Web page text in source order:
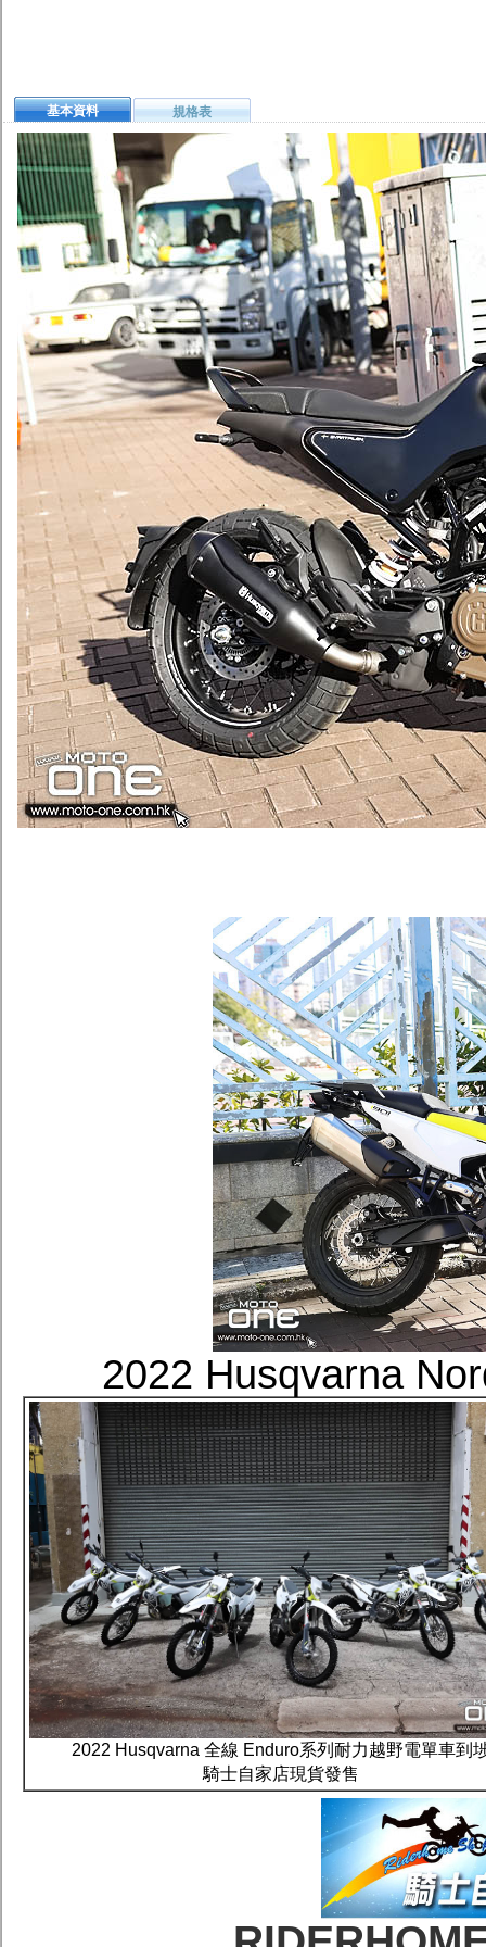
基本資料 規格表
2022 Husqvarna
2022 Husqvarna 全線 Enduro系列耐力越野電單車到
騎士自家店現貨發售